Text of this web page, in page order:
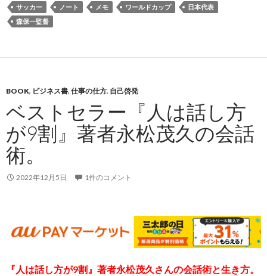
サッカー ノート メモ ワールドカップ
日本代表
森保一監督
BOOK, ビジネス書, 仕事の仕方, 自己啓発
ベストセラー『人は話し方
が9割』著者永松茂久の会話
術。
2022年12月5日 1件のコメント
『人は話し方が9割』 著者永松茂久さんの会話術と生き方。